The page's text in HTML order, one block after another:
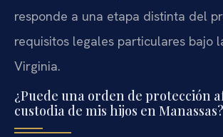
responde a una etapa distinta del
requisitos legales particulares bajo
Virginia.
¿Puede una orden de protección
custodia de mis hijos en Manassas?